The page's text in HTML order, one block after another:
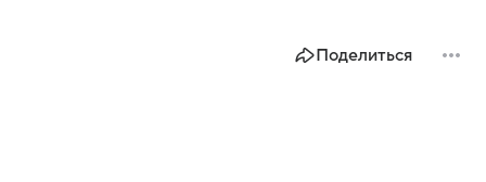
Поделиться